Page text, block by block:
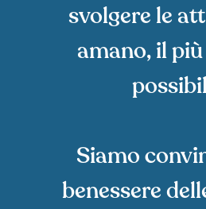
svolgere le
amano, il
Siamo
benessere